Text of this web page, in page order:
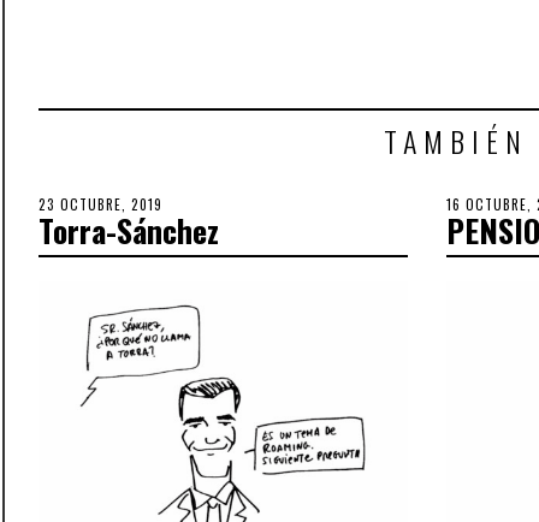
TAMBIÉN
POSTED
ON
23 OCTUBRE, 2019
OCTUBRE,
2019
Torra-Sánchez
POSTED
ON
16 OCTUBRE,